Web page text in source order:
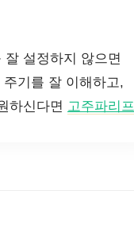
설정하지 않으면
주기를 잘 이해하고,
하신다면 고주파리프